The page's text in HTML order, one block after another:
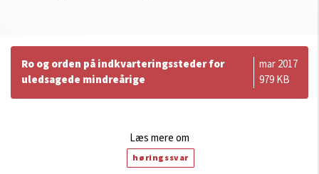
Ro og orden på indkvarteringssteder for
uledsagede mindreårige
mar 2017
979 KB
Læs mere om
høringssvar